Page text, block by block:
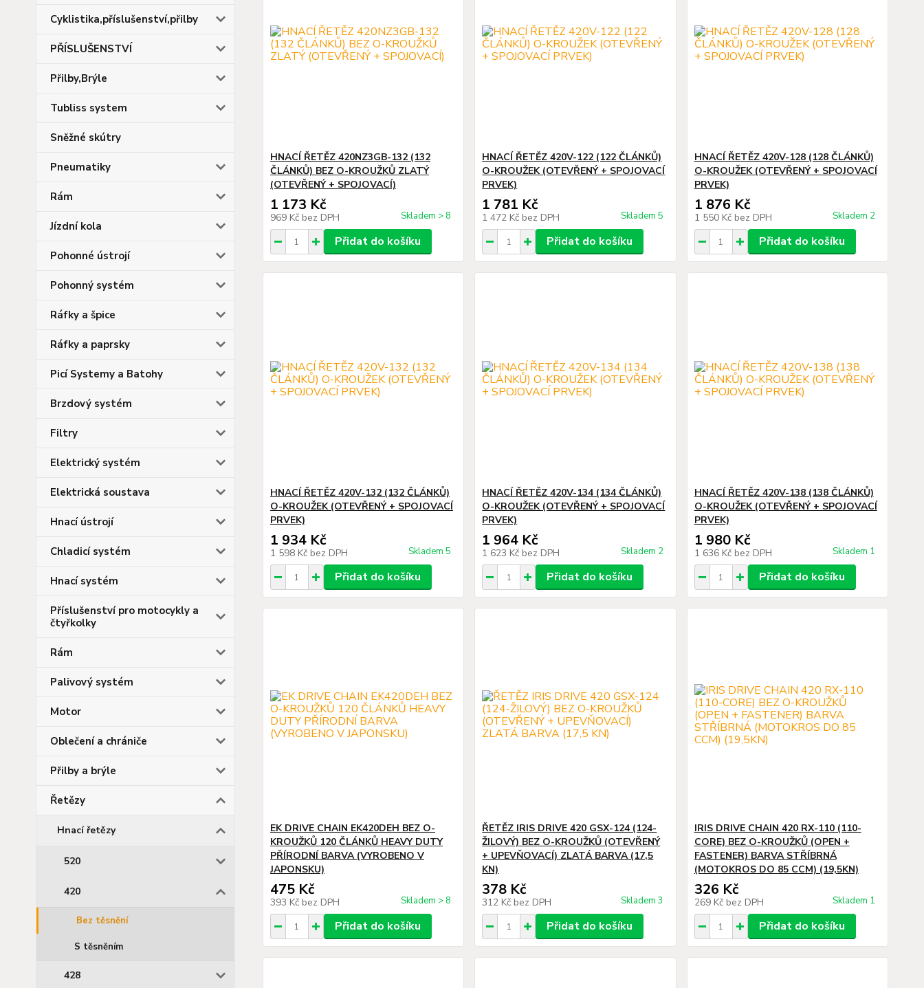
Cyklistika,příslušenství,přilby
PŘÍSLUŠENSTVÍ
Přilby,Brýle
Tubliss system
Sněžné skútry
Pneumatiky
Rám
Jízdní kola
Pohonné ústrojí
Pohonný systém
Ráfky a špice
Ráfky a paprsky
Picí Systemy a Batohy
Brzdový systém
Filtry
Elektrický systém
Elektrická soustava
Hnací ústrojí
Chladicí systém
Hnací systém
Příslušenství pro motocykly a
čtyřkolky
Rám
Palivový systém
Motor
Oblečení a chrániče
Přilby a brýle
Řetězy
Hnací řetězy
520
420
Bez těsnění
S těsněním
428
HNACÍ ŘETĚZ 420NZ3GB-132 (132
ČLÁNKŮ) BEZ O-KROUŽKŮ ZLATÝ
(OTEVŘENÝ + SPOJOVACÍ)
1 173 Kč
969 Kč bez DPH Skladem > 8
Přidat do košíku
HNACÍ ŘETĚZ 420V-122 (122 ČLÁNKŮ)
O-KROUŽEK (OTEVŘENÝ + SPOJOVACÍ
PRVEK)
1 781 Kč
1 472 Kč bez DPH Skladem 5
Přidat do košíku
HNACÍ ŘETĚZ 420V-128 (128 ČLÁNKŮ)
O-KROUŽEK (OTEVŘENÝ + SPOJOVACÍ
PRVEK)
1 876 Kč
1 550 Kč bez DPH Skladem 2
Přidat do košíku
HNACÍ ŘETĚZ 420V-132 (132 ČLÁNKŮ)
O-KROUŽEK (OTEVŘENÝ + SPOJOVACÍ
PRVEK)
1 934 Kč
1 598 Kč bez DPH Skladem 5
Přidat do košíku
HNACÍ ŘETĚZ 420V-134 (134 ČLÁNKŮ)
O-KROUŽEK (OTEVŘENÝ + SPOJOVACÍ
PRVEK)
1 964 Kč
1 623 Kč bez DPH Skladem 2
Přidat do košíku
HNACÍ ŘETĚZ 420V-138 (138 ČLÁNKŮ)
O-KROUŽEK (OTEVŘENÝ + SPOJOVACÍ
PRVEK)
1 980 Kč
1 636 Kč bez DPH Skladem 1
Přidat do košíku
EK DRIVE CHAIN EK420DEH BEZ O-
KROUŽKŮ 120 ČLÁNKŮ HEAVY DUTY
PŘÍRODNÍ BARVA (VYROBENO V
JAPONSKU)
475 Kč
393 Kč bez DPH Skladem > 8
Přidat do košíku
ŘETĚZ IRIS DRIVE 420 GSX-124 (124-
ŽILOVÝ) BEZ O-KROUŽKŮ (OTEVŘENÝ
+ UPEVŇOVACÍ) ZLATÁ BARVA (17,5
KN)
378 Kč
312 Kč bez DPH Skladem 3
Přidat do košíku
IRIS DRIVE CHAIN 420 RX-110 (110-
CORE) BEZ O-KROUŽKŮ (OPEN +
FASTENER) BARVA STŘÍBRNÁ
(MOTOKROS DO 85 CCM) (19,5KN)
326 Kč
269 Kč bez DPH Skladem 1
Přidat do košíku